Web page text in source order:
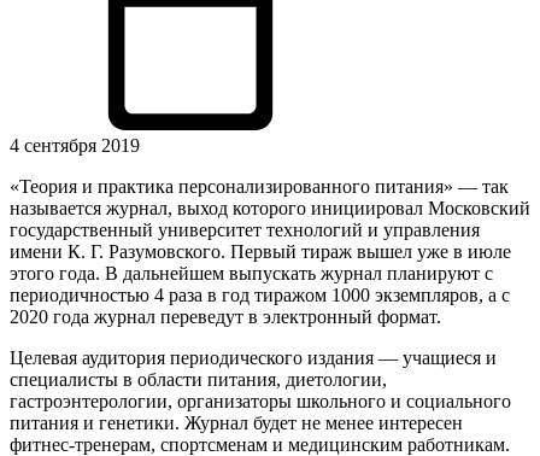
4 сентября 2019
«Теория и практика персонализированного питания» — так
называется журнал, выход которого инициировал Московский
государственный университет технологий и управления
имени К. Г. Разумовского. Первый тираж вышел уже в июле
этого года. В дальнейшем выпускать журнал планируют с
периодичностью 4 раза в год тиражом 1000 экземпляров, а с
2020 года журнал переведут в электронный формат.
Целевая аудитория периодического издания — учащиеся и
специалисты в области питания, диетологии,
гастроэнтерологии, организаторы школьного и социального
питания и генетики. Журнал будет не менее интересен
фитнес-тренерам, спортсменам и медицинским работникам.